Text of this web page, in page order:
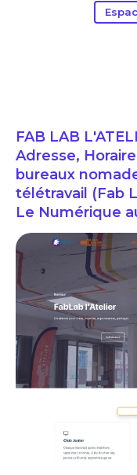
FAB LAB
Adresse,
bureaux
télétravail (Fab
Le Numérique
FAB LAB